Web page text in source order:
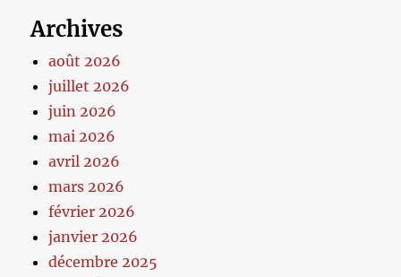
Archives
août 2026
juillet 2026
juin 2026
mai 2026
avril 2026
mars 2026
février 2026
janvier 2026
décembre 2025